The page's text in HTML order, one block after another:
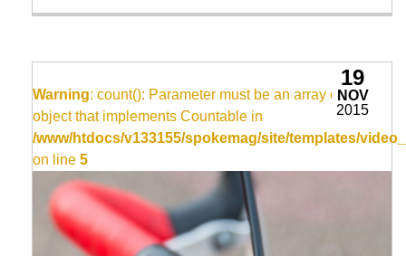
Warning: count(): Parameter must be an array or an
object that implements Countable in
/www/htdocs/v133155/spokemag/site/templates/
on line 5
19
NOV
2015